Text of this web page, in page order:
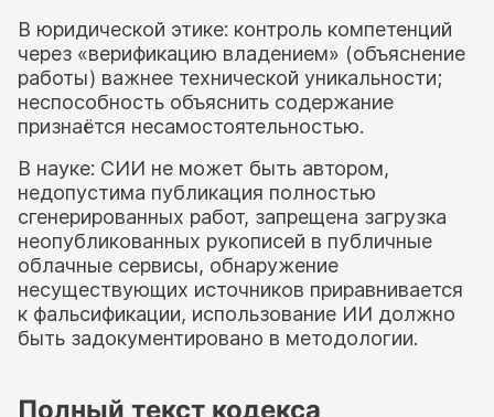
В юридической этике: контроль компетенций
через «верификацию владением» (объяснение
работы) важнее технической уникальности;
неспособность объяснить содержание
признаётся несамостоятельностью.
В науке: СИИ не может быть автором,
недопустима публикация полностью
сгенерированных работ, запрещена загрузка
неопубликованных рукописей в публичные
облачные сервисы, обнаружение
несуществующих источников приравнивается
к фальсификации, использование ИИ должно
быть задокументировано в методологии.
Полный текст кодекса